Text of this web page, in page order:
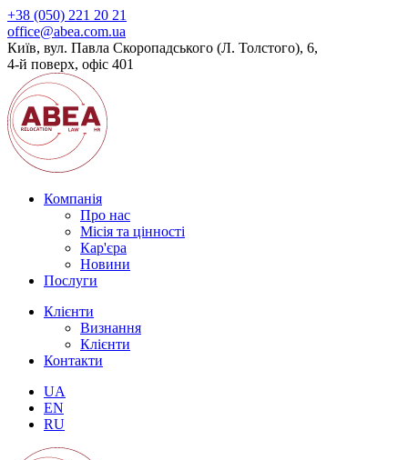
+38 (050) 221 20 21
office@abea.com.ua
Київ, вул. Павла Скоропадського (Л. Толстого), 6,
4-й поверх, офіс 401
Компанія
Про нас
Місія та цінності
Кар'єра
Новини
Послуги
Клієнти
Визнання
Клієнти
Контакти
UA
EN
RU